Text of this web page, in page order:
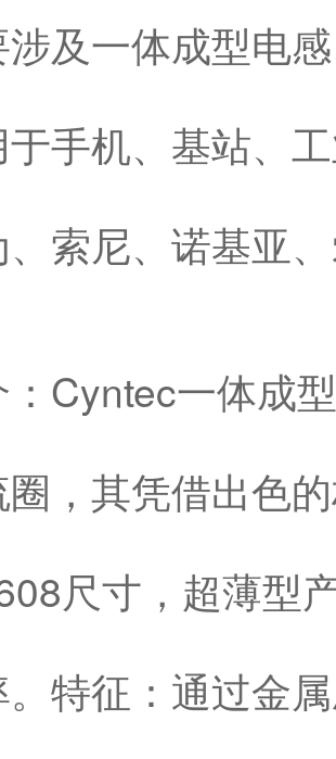
及一体成型电
手机、基站、
索尼、诺基亚
Cyntec一体成
，其凭借出色
尺寸，超薄型
特征：通过金